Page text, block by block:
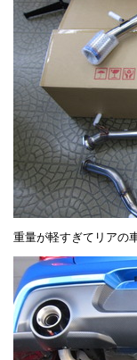
重量が軽すぎてリアの